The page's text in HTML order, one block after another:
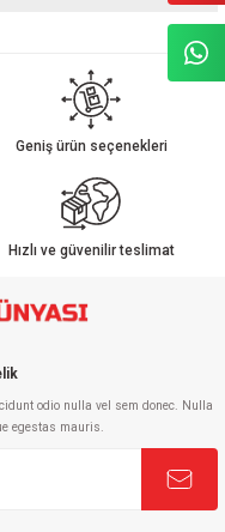
ve diğer konularda
Geniş ürün seçenekleri
Hızlı ve güvenilir teslimat
odio nulla vel sem donec. Nulla
egestas mauris.